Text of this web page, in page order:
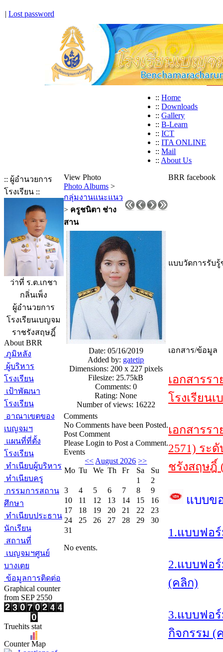
| Lost password
:: Home
:: Downloads
:: Gallery
:: B-Learn
:: ICT
:: ITA ONLINE
:: Mail
:: About Us
:: ผู้อำนวยการ
โรงเรียน ::
ว่าที่ ร.ต.เกชา
กลิ่นเพ็ง
ผู้อำนวยการ
โรงเรียนเบญจม
ราชรังสฤษฎิ์
About BRR
ภูมิหลัง
ผู้บริหาร
โรงเรียน
เป้าพัฒนา
โรงเรียน
อาณาเขตของ
เบญจมฯ
แผนที่ที่ตั้ง
โรงเรียน
ทำเนียบผู้บริหาร
ทำเนียบครู
กรรมการสถาน
ศึกษา
ทำเนียบประธาน
นักเรียน
สถานที่
เบญจมฯศูนย์
บางเตย
ข้อมูลการติดต่อ
Graphical counter
from SEP 2550
Truehits stat
Counter Map
View Photo
Photo Albums >
กลุ่มงานแนะแนว
> ครูชนิตา ช่าง
สาน
Date: 05/16/2019
Added by: gatetip
Dimensions: 200 x 227 pixels
Filesize: 25.75kB
Comments: 0
Rating: None
Number of views: 16222
Comments
No Comments have been Posted.
Post Comment
Please Login to Post a Comment.
Events
<< August 2026 >>
Mo Tu We Th Fr Sa
Su
1
2
3
4 5 6 7 8
9
10
11 12 13 14 15
16
17
18 19 20 21 22
23
24
25 26 27 28 29
30
31
No events.
BRR facebook
แบบวัดการรับรู้
เอกสาร/ข้อมูล
เอกสารร
โรงเรียน
เอกสารร
2571) ระ
ชรังสฤษฎิ์
แบบข
1.แบบฟอ
2.แบบฟอ
(คลิก)
3.แบบฟอ
กิจกรรม (